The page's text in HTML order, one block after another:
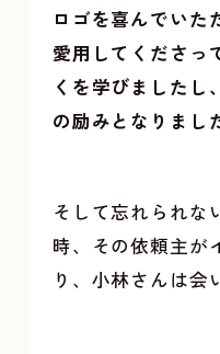
ロゴを喜んでいた
愛用してくださっ
くを学びましたし
の励みとなりまし
そして忘れられな
時、その依頼主が
り、小林さんは会